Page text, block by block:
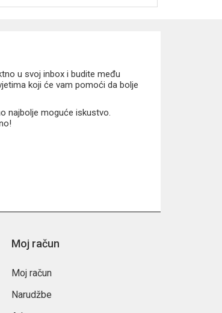
u svoj inbox i budite među
koji će vam pomoći da bolje
najbolje moguće iskustvo.
Moj račun
Moj račun
Narudžbe